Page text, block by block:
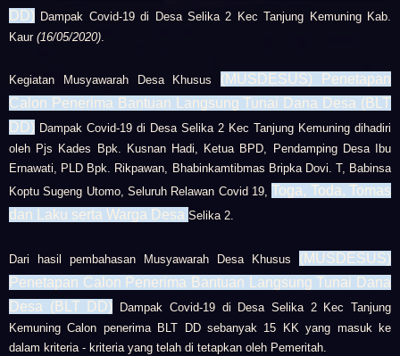
DD) Dampak Covid-19 di Desa Selika 2 Kec Tanjung Kemuning Kab.
Kaur (16/05/2020)
Kegiatan Musyawarah Desa Khusus (MUSDESUS) Penetapan
Calon Penerima Bantuan Langsung Tunai Dana Desa (BLT
DD) Dampak Covid-19 di Desa Selika 2 Kec Tanjung Kemuning dihadiri
oleh Pjs Kades Bpk. Kusnan Hadi, Ketua BPD, Pendamping Desa Ibu
Ernawati, PLD Bpk. Rikpawan, Bhabinkamtibmas Bripka Dovi. T, Babinsa
Koptu Sugeng Utomo, Seluruh Relawan Covid 19, Toga, Toda, Tomas
dan Laku serta Warga Desa Selika 2.
Dari hasil pembahasan Musyawarah Desa Khusus (MUSDESUS)
Penetapan Calon Penerima Bantuan Langsung Tunai Dana
Desa (BLT DD) Dampak Covid-19 di Desa Selika 2 Kec Tanjung
KemuningCalon penerima BLT DD sebanyak 15 KK yang masuk ke
dalam kriteria - kriteria yang telah di tetapkan oleh Pemeritah.